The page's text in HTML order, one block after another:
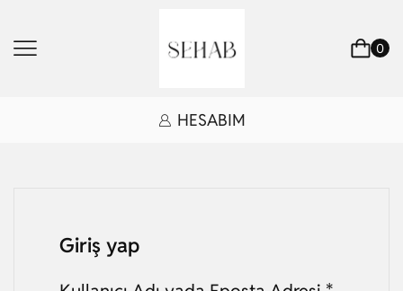
0
HESABIM
Giriş yap